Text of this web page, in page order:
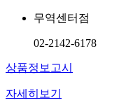
무역센터점
02-2142-6178
상품정보고시
자세히보기